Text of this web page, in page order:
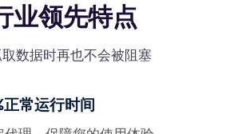
业领先特点
数据时再也不会被阻塞
正常运行时间